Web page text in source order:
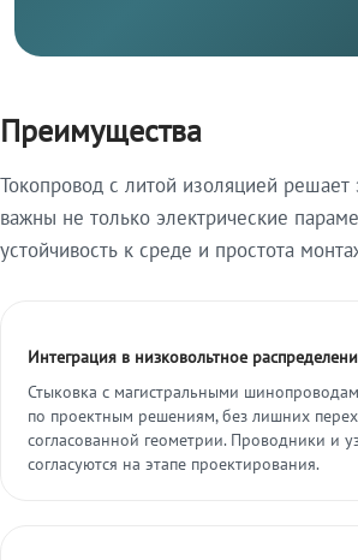
Преимущества
Токопровод с литой изоляцией решает
важны не только электрические
устойчивость к среде и простота
Интеграция в низковольтное
Стыковка с магистральными
по проектным решениям, без лишних
согласованной геометрии. Проводники и
согласуются на этапе проектирования.